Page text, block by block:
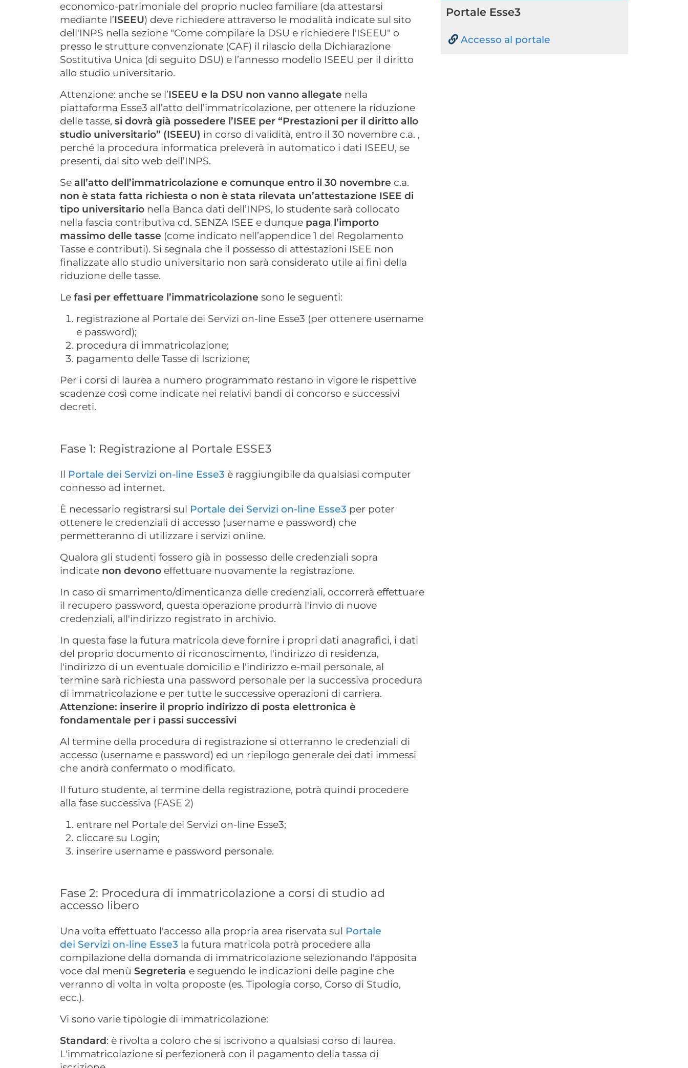
economico-patrimoniale del proprio nucleo familiare (da attestarsi
mediante l’ISEEU) deve richiedere attraverso le modalità indicate sul sito
dell'INPS nella sezione "Come compilare la DSU e richiedere l'ISEEU" o
presso le strutture convenzionate (CAF) il rilascio della Dichiarazione
Sostitutiva Unica (di seguito DSU) e l’annesso modello ISEEU per il diritto
allo studio universitario.
Attenzione: anche se l’ISEEU e la DSU non vanno allegate nella
piattaforma Esse3 all’atto dell’immatricolazione, per ottenere la riduzione
delle tasse, si dovrà già possedere l’ISEE per “Prestazioni per il diritto allo
studio universitario” (ISEEU) in corso di validità, entro il 30 novembre c.a. ,
perché la procedura informatica preleverà in automatico i dati ISEEU, se
presenti, dal sito web dell’INPS.
Se all’atto dell’immatricolazione e comunque entro il 30 novembre c.a.
non è stata fatta richiesta o non è stata rilevata un’attestazione ISEE di
tipo universitario nella Banca dati dell’INPS, lo studente sarà collocato
nella fascia contributiva cd. SENZA ISEE e dunque paga l’importo
massimo delle tasse (come indicato nell’appendice 1 del Regolamento
Tasse e contributi). Si segnala che il possesso di attestazioni ISEE non
finalizzate allo studio universitario non sarà considerato utile ai fini della
riduzione delle tasse.
Le fasi per effettuare l’immatricolazione sono le seguenti:
registrazione al Portale dei Servizi on-line Esse3 (per ottenere username
e password);
procedura di immatricolazione;
pagamento delle Tasse di Iscrizione;
Per i corsi di laurea a numero programmato restano in vigore le rispettive
scadenze così come indicate nei relativi bandi di concorso e successivi
decreti.
Fase 1: Registrazione al Portale ESSE3
Il Portale dei Servizi on-line Esse3 è raggiungibile da qualsiasi computer
connesso ad internet.
È necessario registrarsi sul Portale dei Servizi on-line Esse3 per poter
ottenere le credenziali di accesso (username e password) che
permetteranno di utilizzare i servizi online.
Qualora gli studenti fossero già in possesso delle credenziali sopra
indicate non devono effettuare nuovamente la registrazione.
In caso di smarrimento/dimenticanza delle credenziali, occorrerà effettuare
il recupero password, questa operazione produrrà l'invio di nuove
credenziali, all'indirizzo registrato in archivio.
In questa fase la futura matricola deve fornire i propri dati anagrafici, i dati
del proprio documento di riconoscimento, l'indirizzo di residenza,
l'indirizzo di un eventuale domicilio e l'indirizzo e-mail personale, al
termine sarà richiesta una password personale per la successiva procedura
di immatricolazione e per tutte le successive operazioni di carriera.
Attenzione: inserire il proprio indirizzo di posta elettronica è
fondamentale per i passi successivi
Al termine della procedura di registrazione si otterranno le credenziali di
accesso (username e password) ed un riepilogo generale dei dati immessi
che andrà confermato o modificato.
Il futuro studente, al termine della registrazione, potrà quindi procedere
alla fase successiva (FASE 2)
entrare nel Portale dei Servizi on-line Esse3;
cliccare su Login;
inserire username e password personale.
Fase 2: Procedura di immatricolazione a corsi di studio ad
accesso libero
Una volta effettuato l'accesso alla propria area riservata sul Portale
dei Servizi on-line Esse3 la futura matricola potrà procedere alla
compilazione della domanda di immatricolazione selezionando l'apposita
voce dal menù Segreteria e seguendo le indicazioni delle pagine che
verranno di volta in volta proposte (es. Tipologia corso, Corso di Studio,
ecc.).
Vi sono varie tipologie di immatricolazione:
Standard: è rivolta a coloro che si iscrivono a qualsiasi corso di laurea.
L'immatricolazione si perfezionerà con il pagamento della tassa di
Portale Esse3
Accesso al portale